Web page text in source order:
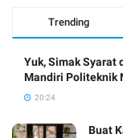
Trending
Yuk, Simak Syarat
Mandiri Politeknik
20:24
Buat